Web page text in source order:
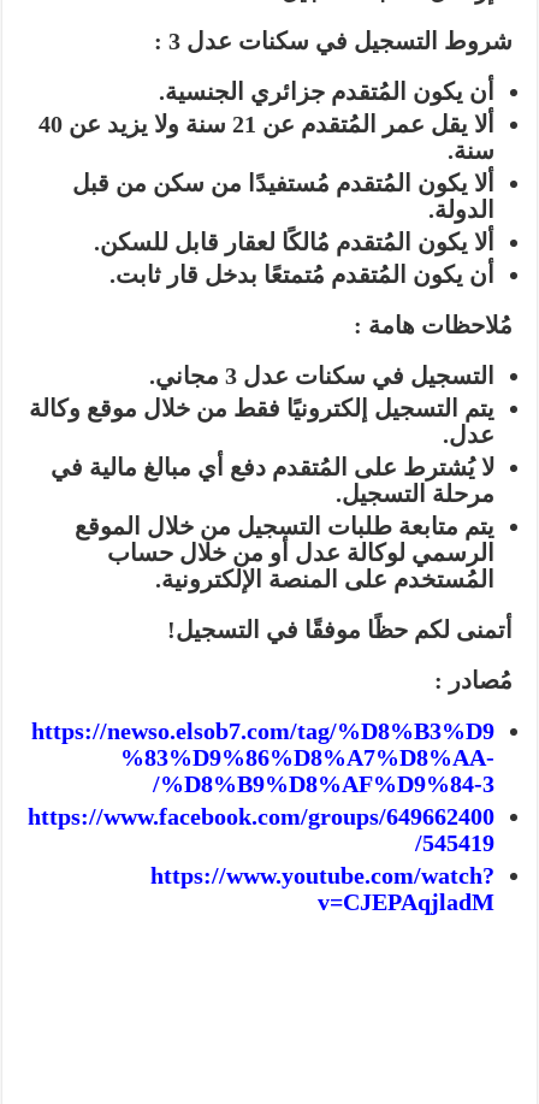
شروط التسجيل في سكنات عدل 3 :
أن يكون المُتقدم جزائري الجنسية.
ألا يقل عمر المُتقدم عن 21 سنة ولا يزيد عن 40
سنة.
ألا يكون المُتقدم مُستفيدًا من سكن من قبل
الدولة.
ألا يكون المُتقدم مُالكًا لعقار قابل للسكن.
أن يكون المُتقدم مُتمتعًا بدخل قار ثابت.
مُلاحظات هامة :
التسجيل في سكنات عدل 3 مجاني.
يتم التسجيل إلكترونيًا فقط من خلال موقع وكالة
عدل.
لا يُشترط على المُتقدم دفع أي مبالغ مالية في
مرحلة التسجيل.
يتم متابعة طلبات التسجيل من خلال الموقع
الرسمي لوكالة عدل أو من خلال حساب
المُستخدم على المنصة الإلكترونية.
أتمنى لكم حظًا موفقًا في التسجيل!
مُصادر :
https://newso.elsob7.com/tag/%D8%B3%D9
%83%D9%86%D8%A7%D8%AA-
%D8%B9%D8%AF%D9%84-3/
https://www.facebook.com/groups/649662400
545419/
https://www.youtube.com/watch?
v=CJEPAqjladM